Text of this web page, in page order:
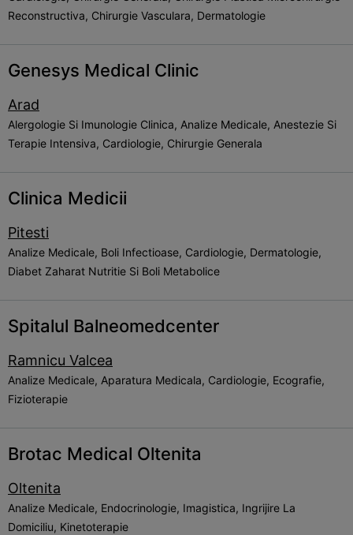
Reconstructiva, Chirurgie Vasculara, Dermatologie
Genesys Medical Clinic
Arad
Alergologie Si Imunologie Clinica, Analize Medicale, Anestezie Si
Terapie Intensiva, Cardiologie, Chirurgie Generala
Clinica Medicii
Pitesti
Analize Medicale, Boli Infectioase, Cardiologie, Dermatologie,
Diabet Zaharat Nutritie Si Boli Metabolice
Spitalul Balneomedcenter
Ramnicu Valcea
Analize Medicale, Aparatura Medicala, Cardiologie, Ecografie,
Fizioterapie
Brotac Medical Oltenita
Oltenita
Analize Medicale, Endocrinologie, Imagistica, Ingrijire La
Domiciliu, Kinetoterapie